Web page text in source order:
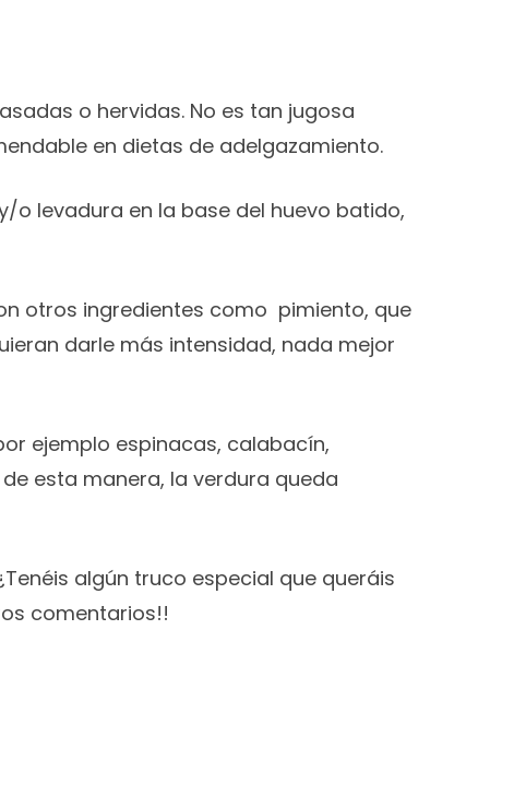
o hervidas. No es tan jugosa
en dietas de adelgazamiento.
o levadura en la base del huevo batido,
otros ingredientes como pimiento, que
darle más intensidad, nada mejor
ejemplo espinacas, calabacín,
esta manera, la verdura queda
algún truco especial que queráis
comentarios!!